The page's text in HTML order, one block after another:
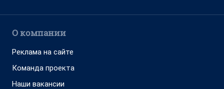
О компании
Реклама на сайте
Команда проекта
Наши вакансии